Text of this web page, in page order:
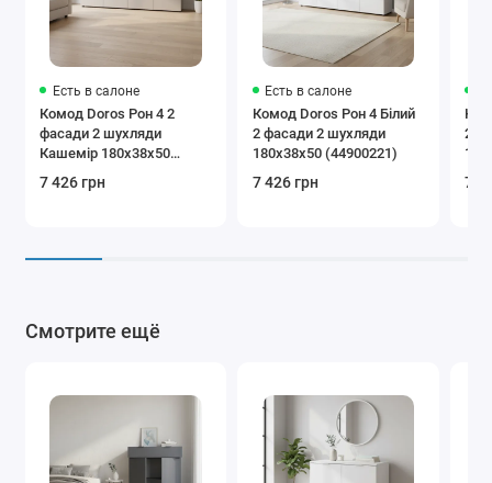
Есть в салоне
Комод Doros Рон 4 2
фасади 2 шухляди
Кашемір 180х38х50
7 426 грн
Есть в салоне
Комод Doros Рон 4 Білий
2 фасади 2 шухляди
180х38х50 (44900221)
7 426 грн
2
7
Смотрите ещё